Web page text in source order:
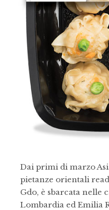
Dai primi di marzo
pietanze orientali
Gdo, è sbarcata nelle
Lombardia ed Emilia